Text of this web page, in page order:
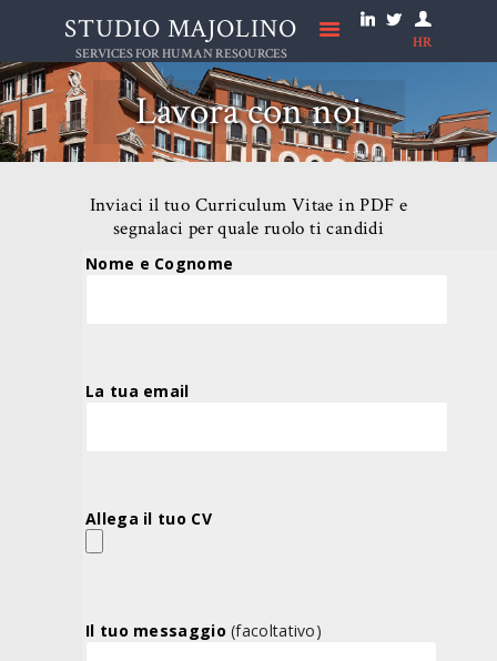
STUDIO MAJOLINO
SERVICES FOR HUMAN RESOURCES
HR
Lavora con noi
STUDIO MAJOLINO
HOME
STUDIO
NEWS
SERVIZI
LAVORA CON NOI
Inviaci il tuo Curriculum Vitae in PDF e
segnalaci per quale ruolo ti candidi
Nome e Cognome
La tua email
Allega il tuo CV
Il tuo messaggio (facoltativo)